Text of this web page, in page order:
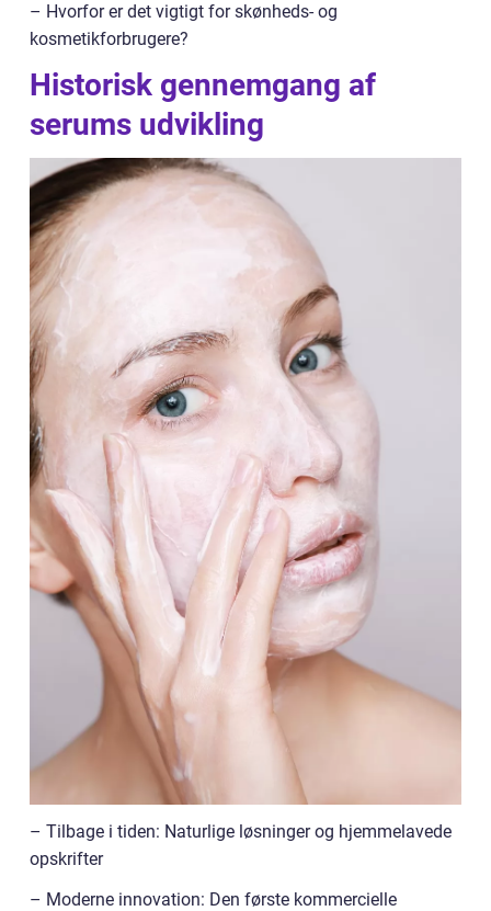
– Hvorfor er det vigtigt for skønheds- og
kosmetikforbrugere?
Historisk gennemgang af
serums udvikling
– Tilbage i tiden: Naturlige løsninger og hjemmelavede
opskrifter
– Moderne innovation: Den første kommercielle